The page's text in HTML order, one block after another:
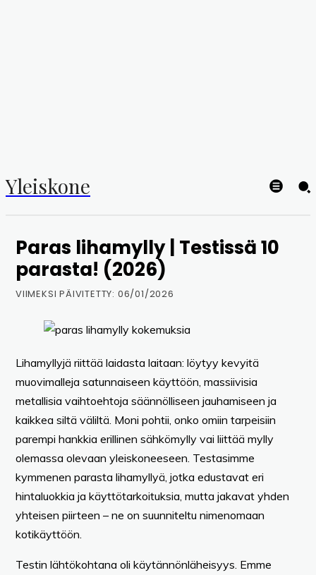
Yleiskone
Paras lihamylly | Testissä 10
parasta! (2026)
VIIMEKSI PÄIVITETTY: 06/01/2026
Lihamyllyjä riittää laidasta laitaan: löytyy kevyitä
muovimalleja satunnaiseen käyttöön, massiivisia
metallisia vaihtoehtoja säännölliseen jauhamiseen ja
kaikkea siltä väliltä. Moni pohtii, onko omiin tarpeisiin
parempi hankkia erillinen sähkömylly vai liittää mylly
olemassa olevaan yleiskoneeseen. Testasimme
kymmenen parasta lihamyllyä, jotka edustavat eri
hintaluokkia ja käyttötarkoituksia, mutta jakavat yhden
yhteisen piirteen – ne on suunniteltu nimenomaan
kotikäyttöön.
Testin lähtökohtana oli käytännönläheisyys. Emme